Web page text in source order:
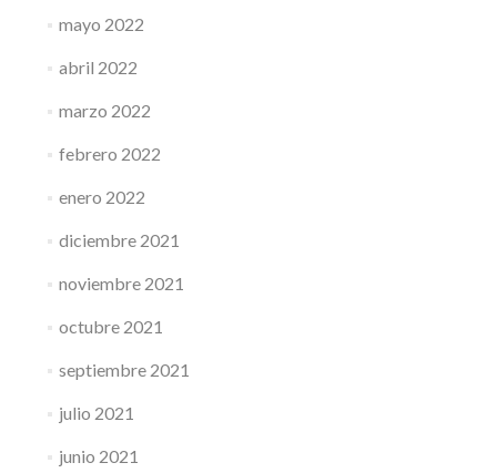
mayo 2022
abril 2022
marzo 2022
febrero 2022
enero 2022
diciembre 2021
noviembre 2021
octubre 2021
septiembre 2021
julio 2021
junio 2021